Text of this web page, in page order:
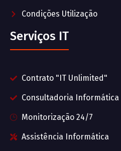
Condições Utilização
Serviços IT
Contrato "IT Unlimited"
Consultadoria Informática
Monitorização 24/7
Assistência Informática